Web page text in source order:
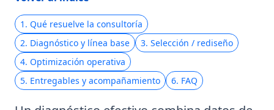
1. Qué resuelve la consultoría
2. Diagnóstico y línea base
3. Selección / rediseño
4. Optimización operativa
5. Entregables y acompañamiento
6. FAQ